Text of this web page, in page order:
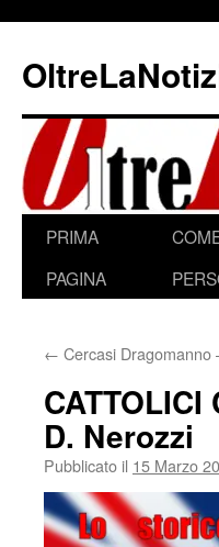
contenuto
PRIMA
PAGINA
← Cercasi Dragomanno
D. Nerozzi
Pubblicato il 15 Marzo